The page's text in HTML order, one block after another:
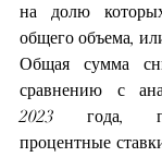
на долю
общего объема,
Общая сумма
сравнению с
2023 года,
процентные